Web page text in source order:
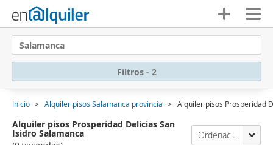
Salamanca
Filtros - 2
Inicio Alquiler pisos Salamanca provincia Alquiler pisos Prosperidad
Alquiler pisos Prosperidad Delicias San
Isidro Salamanca
Ordenación Enalquiler